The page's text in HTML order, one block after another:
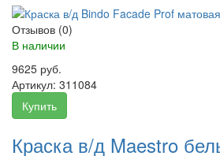
Отзывов (0)
В наличии
9625 руб.
Артикул: 311084
Купить
Краска в/д Maestro